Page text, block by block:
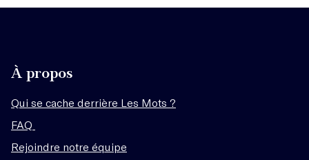
À propos
Qui se cache derrière Les Mots ?
FAQ
Rejoindre notre équipe